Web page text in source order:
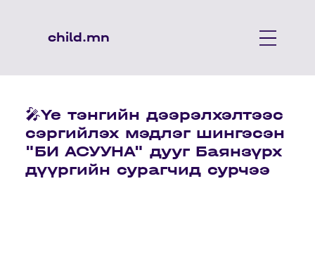
child.mn
🎤Үе тэнгийн дээрэлхэлтээс
сэргийлэх мэдлэг шингэсэн
"БИ АСУУНА" дууг Баянзүрх
дүүргийн сурагчид сурчээ